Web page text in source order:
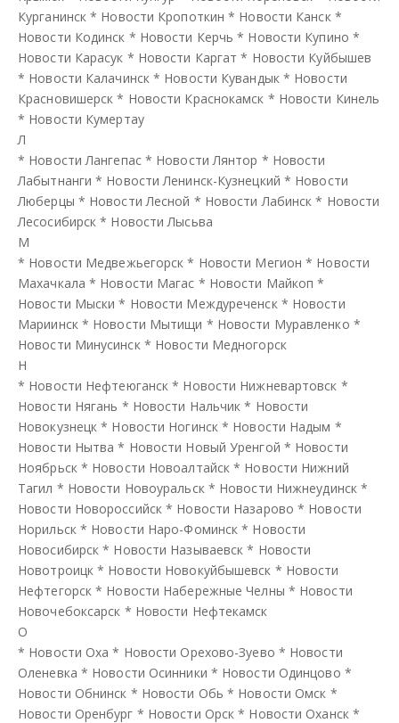
Курганинск * Новости Кропоткин * Новости Канск *
Новости Кодинск * Новости Керчь * Новости Купино *
Новости Карасук * Новости Каргат * Новости Куйбышев
* Новости Калачинск * Новости Кувандык * Новости
Красновишерск * Новости Краснокамск * Новости Кинель
* Новости Кумертау
Л
* Новости Лангепас* Новости Лянтор * Новости
Лабытнанги * Новости Ленинск-Кузнецкий * Новости
Люберцы * Новости Лесной * Новости Лабинск * Новости
Лесосибирск * Новости Лысьва
М
* Новости Медвежьегорск * Новости Мегион * Новости
Махачкала * Новости Магас * Новости Майкоп *
Новости Мыски * Новости Междуреченск * Новости
Мариинск * Новости Мытищи * Новости Муравленко *
Новости Минусинск * Новости Медногорск
Н
* Новости Нефтеюганск * Новости Нижневартовск *
Новости Нягань * Новости Нальчик * Новости
Новокузнецк * Новости Ногинск * Новости Надым *
Новости Нытва * Новости Новый Уренгой * Новости
Ноябрьск * Новости Новоалтайск * Новости Нижний
Тагил * Новости Новоуральск * Новости Нижнеудинск *
Новости Новороссийск * Новости Назарово * Новости
Норильск * Новости Наро-Фоминск * Новости
Новосибирск * Новости Называевск * Новости
Новотроицк * Новости Новокуйбышевск * Новости
Нефтегорск * Новости Набережные Челны * Новости
Новочебоксарск * Новости Нефтекамск
О
* Новости Оха * Новости Орехово-Зуево * Новости
Оленевка * Новости Осинники * Новости Одинцово *
Новости Обнинск * Новости Обь * Новости Омск *
Новости Оренбург * Новости Орск * Новости Оханск *